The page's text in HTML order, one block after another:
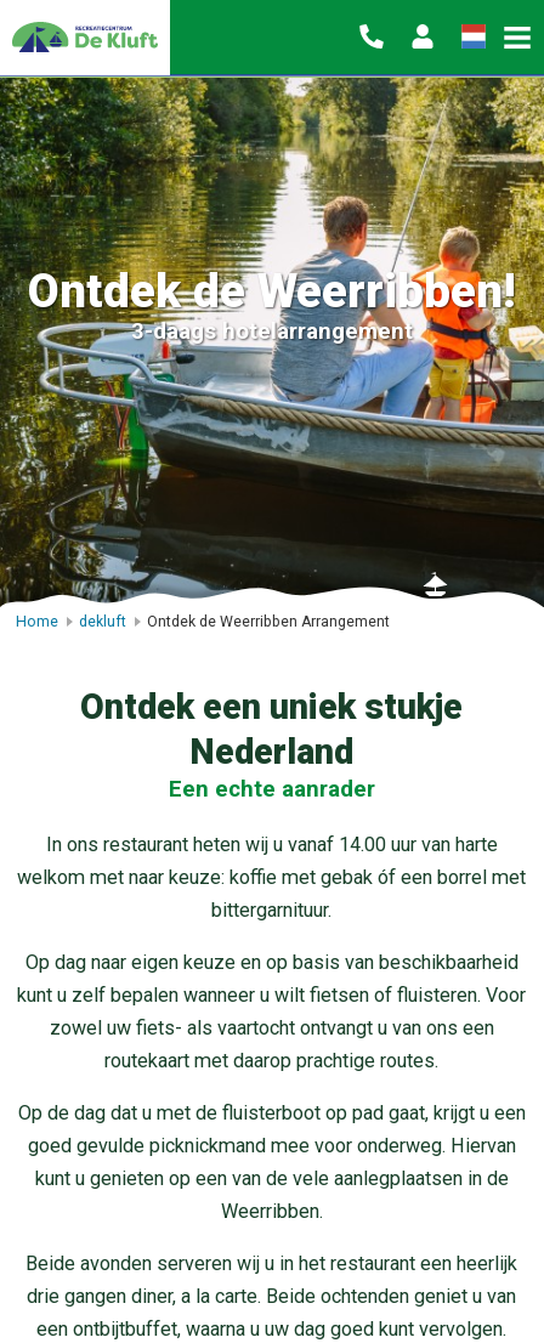
Ontdek de Weerribben!
3-daags hotelarrangement
Home dekluft Ontdek de Weerribben Arrangement
Ontdek een uniek stukje
Nederland
Een echte aanrader
In ons restaurant heten wij u vanaf 14.00 uur van harte
welkom met naar keuze: koffie met gebak óf een borrel met
bittergarnituur.
Op dag naar eigen keuze en op basis van beschikbaarheid
kunt u zelf bepalen wanneer u wilt fietsen of fluisteren. Voor
zowel uw fiets- als vaartocht ontvangt u van ons een
routekaart met daarop prachtige routes.
Op de dag dat u met de fluisterboot op pad gaat, krijgt u een
goed gevulde picknickmand mee voor onderweg. Hiervan
kunt u genieten op een van de vele aanlegplaatsen in de
Weerribben.
Beide avonden serveren wij u in het restaurant een heerlijk
drie gangen diner, a la carte. Beide ochtenden geniet u van
een ontbijtbuffet, waarna u uw dag goed kunt vervolgen.